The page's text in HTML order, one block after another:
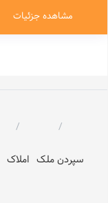
مشاهده جزئیات
سپردن ملک املاک